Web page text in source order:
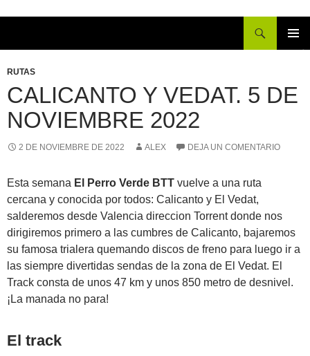
CONTENIDO
RUTAS
CALICANTO Y VEDAT. 5 DE
NOVIEMBRE 2022
2 DE NOVIEMBRE DE 2022 ALEX DEJA UN COMENTARIO
Esta semana El Perro Verde BTT vuelve a una ruta
cercana y conocida por todos: Calicanto y El Vedat,
salderemos desde Valencia direccion Torrent donde nos
dirigiremos primero a las cumbres de Calicanto, bajaremos
su famosa trialera quemando discos de freno para luego ir a
las siempre divertidas sendas de la zona de El Vedat. El
Track consta de unos 47 km y unos 850 metro de desnivel.
¡La manada no para!
El track